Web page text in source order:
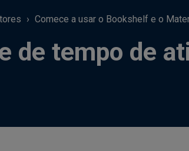
Comece a usar o Bookshelf e o
de tempo de